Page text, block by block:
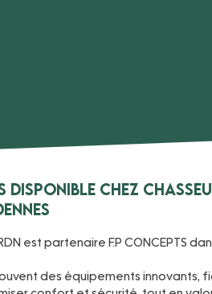
disponible chez
est partenaire F.P CONCEPTS
des équipements innovants,